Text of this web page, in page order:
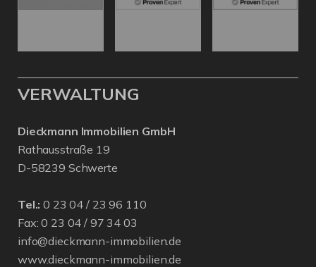
VERWALTUNG
Dieckmann Immobilien GmbH
Rathausstraße 19
D-58239 Schwerte
Tel.: 0 23 04 / 23 96 110
Fax: 0 23 04 / 97 34 03
info@dieckmann-immobilien.de
www.dieckmann-immobilien.de